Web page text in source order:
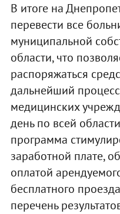
В итоге на
перевести все
муниципальной
области, что
распоряжаться
дальнейший
медицинских
день по всей
программа
заработной плате,
оплатой
бесплатного
перечень